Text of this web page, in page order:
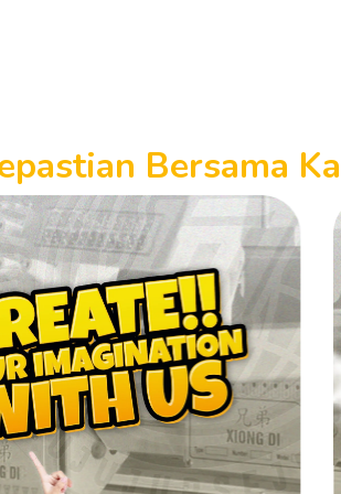
Bersama